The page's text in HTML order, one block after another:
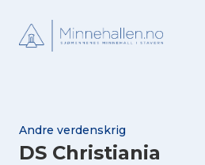
Andre verdenskrig
DS Christiania